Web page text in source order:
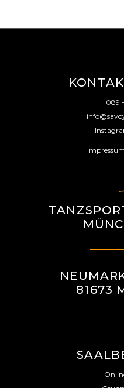
089
81673